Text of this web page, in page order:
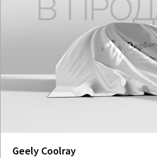
Geely Coolray